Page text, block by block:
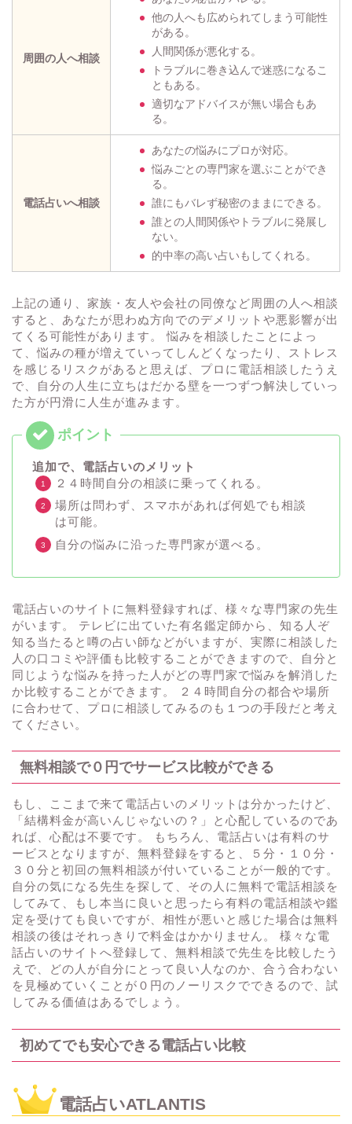
周囲の人へ相談
他の人へも広められてしまう可能性
がある。
人間関係が悪化する。
トラブルに巻き込んで迷惑になるこ
ともある。
適切なアドバイスが無い場合もあ
る。
電話占いへ相談
あなたの悩みにプロが対応。
悩みごとの専門家を選ぶことができ
る。
誰にもバレず秘密のままにできる。
誰との人間関係やトラブルに発展し
ない。
的中率の高い占いもしてくれる。
上記の通り、家族・友人や会社の同僚など周囲の人へ相談
すると、あなたが思わぬ方向でのデメリットや悪影響が出
てくる可能性があります。 悩みを相談したことによっ
て、悩みの種が増えていってしんどくなったり、ストレス
を感じるリスクがあると思えば、プロに電話相談したうえ
で、自分の人生に立ちはだかる壁を一つずつ解決していっ
た方が円滑に人生が進みます。
追加で、電話占いのメリット
２４時間自分の相談に乗ってくれる。
場所は問わず、スマホがあれば何処でも相談
は可能。
自分の悩みに沿った専門家が選べる。
電話占いのサイトに無料登録すれば、様々な専門家の先生
がいます。 テレビに出ていた有名鑑定師から、知る人ぞ
知る当たると噂の占い師などがいますが、実際に相談した
人の口コミや評価も比較することができますので、自分と
同じような悩みを持った人がどの専門家で悩みを解消した
か比較することができます。 ２４時間自分の都合や場所
に合わせて、プロに相談してみるのも１つの手段だと考え
てください。
無料相談で０円でサービス比較ができる
もし、ここまで来て電話占いのメリットは分かったけど、
「結構料金が高いんじゃないの？」と心配しているのであ
れば、心配は不要です。 もちろん、電話占いは有料のサ
ービスとなりますが、無料登録をすると、５分・１０分・
３０分と初回の無料相談が付いていることが一般的です。
自分の気になる先生を探して、その人に無料で電話相談を
してみて、もし本当に良いと思ったら有料の電話相談や鑑
定を受けても良いですが、相性が悪いと感じた場合は無料
相談の後はそれっきりで料金はかかりません。 様々な電
話占いのサイトへ登録して、無料相談で先生を比較したう
えで、どの人が自分にとって良い人なのか、合う合わない
を見極めていくことが０円のノーリスクでできるので、試
してみる価値はあるでしょう。
初めてでも安心できる電話占い比較
電話占いATLANTIS